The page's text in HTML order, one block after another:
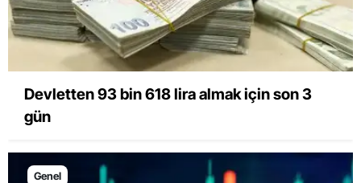
Devletten 93 bin 618 lira almak için son 3
gün
Genel